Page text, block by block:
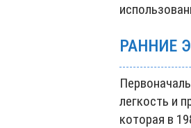
РАННИЕ
легкость и
которая в